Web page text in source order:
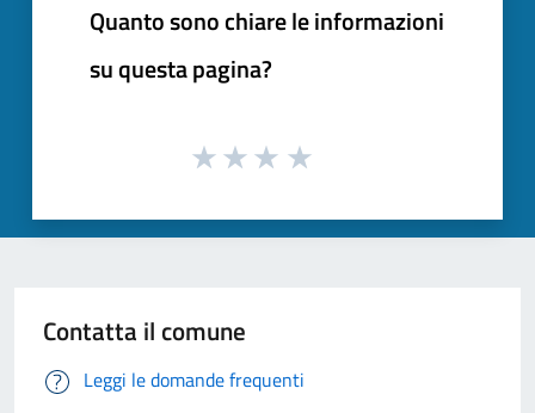
Quanto sono chiare le informazioni
su questa pagina?
Contatta il comune
Leggi le domande frequenti